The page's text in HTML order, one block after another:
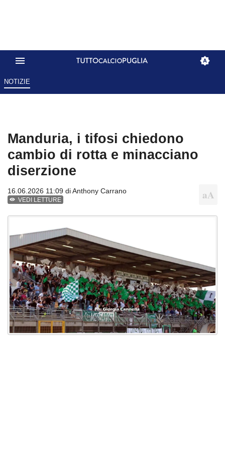
NOTIZIE
Manduria, i tifosi chiedono
cambio di rotta e minacciano
diserzione
16.06.2026 11:09 diAnthony Carrano
VEDI LETTURE